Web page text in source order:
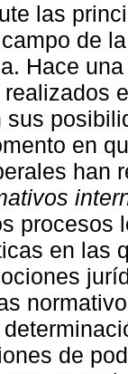
las
de
Hace
en
han
procesos
en las
de